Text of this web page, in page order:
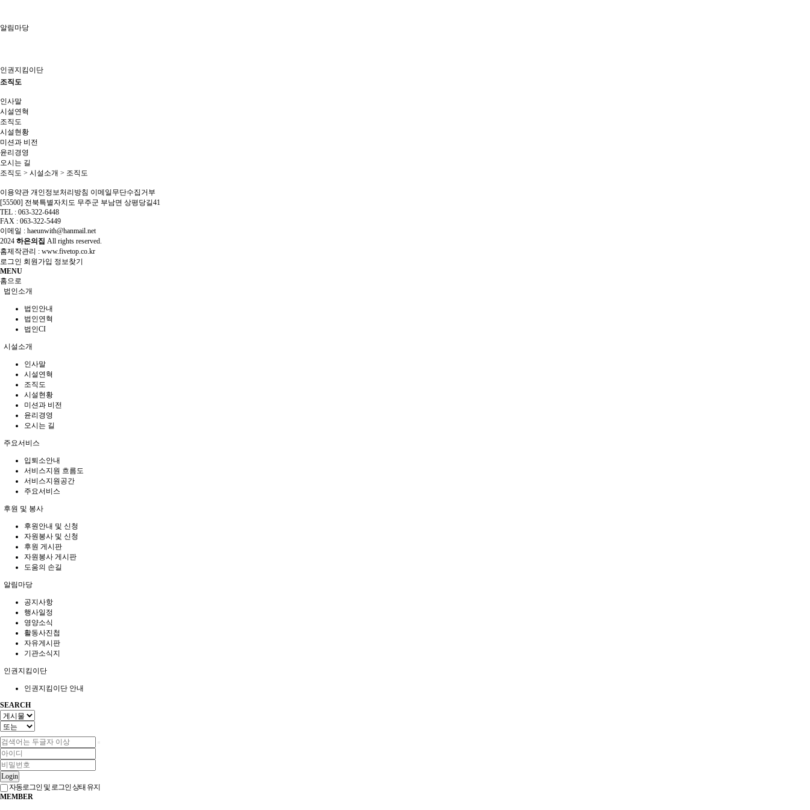
알림마당
인권지킴이단
조직도
인사말
시설연혁
조직도
시설현황
미션과 비전
윤리경영
오시는 길
조직도 > 시설소개 > 조직도
이용약관 개인정보처리방침 이메일무단수집거부
[55500] 전북특별자치도 무주군 부남면 상평당길41
TEL : 063-322-6448
FAX : 063-322-5449
이메일 : haeunwith@hanmail.net
2024 하은의집 All rights reserved.
홈제작관리 : www.fivetop.co.kr
로그인 회원가입 정보찾기
MENU
홈으로
법인소개
법인안내
법인연혁
법인CI
시설소개
인사말
시설연혁
조직도
시설현황
미션과 비전
윤리경영
오시는 길
주요서비스
입퇴소안내
서비스지원 흐름도
서비스지원공간
주요서비스
후원 및 봉사
후원안내 및 신청
자원봉사 및 신청
후원 게시판
자원봉사 게시판
도움의 손길
알림마당
공지사항
행사일정
영양소식
활동사진첩
자유게시판
기관소식지
인권지킴이단
인권지킴이단 안내
SEARCH
Login
자동로그인 및 로그인 상태 유지
MEMBER